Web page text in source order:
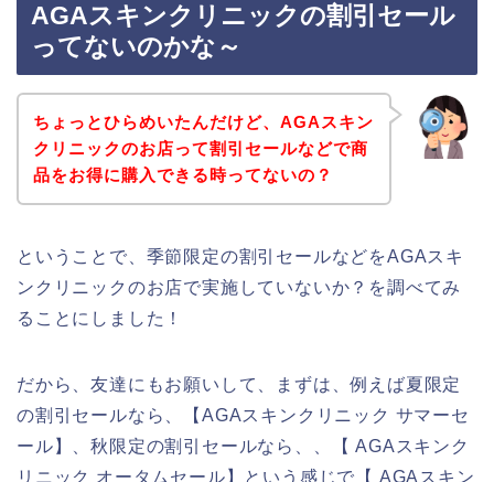
AGAスキンクリニックの割引セール
ってないのかな～
ちょっとひらめいたんだけど、AGAスキン
クリニックのお店って割引セールなどで商
品をお得に購入できる時ってないの？
ということで、季節限定の割引セールなどをAGAスキ
ンクリニックのお店で実施していないか？を調べてみ
ることにしました！
だから、友達にもお願いして、まずは、例えば夏限定
の割引セールなら、【AGAスキンクリニック サマーセ
ール】、秋限定の割引セールなら、、【 AGAスキンク
リニック オータムセール】という感じで【 AGAスキン